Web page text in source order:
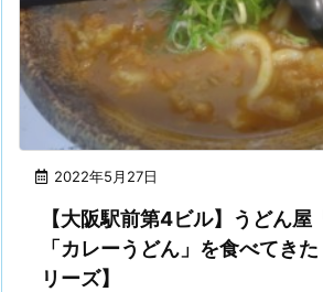
2022年5月27日
【大阪駅前第4ビル】うどん屋
「カレーうどん」を食べてき
リーズ】